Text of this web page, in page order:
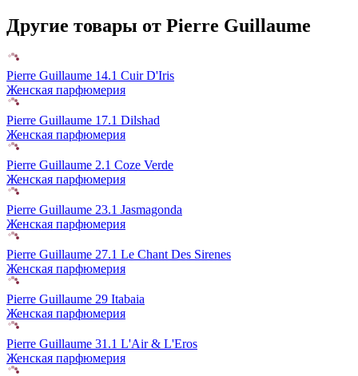
Другие товары от Pierre Guillaume
Pierre Guillaume 14.1 Cuir D'Iris
Женская парфюмерия
Pierre Guillaume 17.1 Dilshad
Женская парфюмерия
Pierre Guillaume 2.1 Coze Verde
Женская парфюмерия
Pierre Guillaume 23.1 Jasmagonda
Женская парфюмерия
Pierre Guillaume 27.1 Le Chant Des Sirenes
Женская парфюмерия
Pierre Guillaume 29 Itabaia
Женская парфюмерия
Pierre Guillaume 31.1 L'Air & L'Eros
Женская парфюмерия